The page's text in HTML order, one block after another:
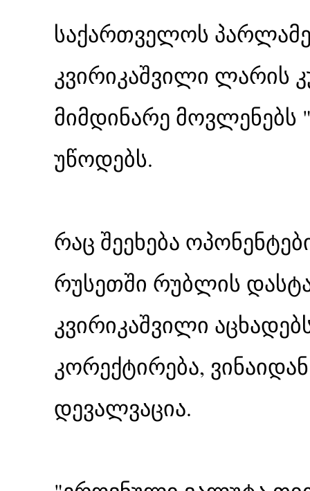
საქართველოს
კვირიკაშვილი ლარის
მიმდინარე
უწოდებს.
რაც შეეხება
რუსეთში რუბლის
კვირიკაშვილი
კორექტირება,
დევალვაცია.